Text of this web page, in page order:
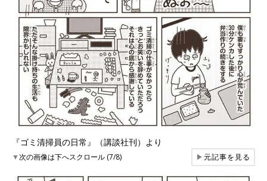
『ゴミ清掃員の日常』（講談社刊）より
▼次の画像は下へスクロール (7/8) ▶元記事を見る